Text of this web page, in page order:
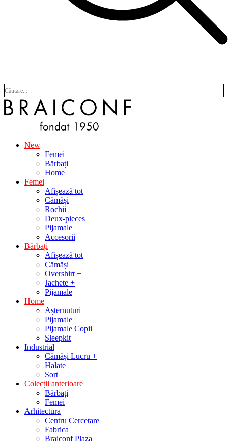
New
Femei
Bărbați
Home
Femei
Afișează tot
Cămăși
Rochii
Deux-pieces
Pijamale
Accesorii
Bărbați
Afișează tot
Cămăși
Overshirt +
Jachete +
Pijamale
Home
Așternuturi +
Pijamale
Pijamale Copii
Sleepkit
Industrial
Cămăși Lucru +
Halate
Sort
Colecții anterioare
Bărbați
Femei
Arhitectura
Centru Cercetare
Fabrica
Braiconf Plaza